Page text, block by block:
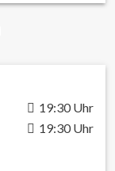
19:30 Uhr
19:30 Uhr